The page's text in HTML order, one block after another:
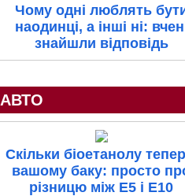
Чому одні люблять
наодинці, а інші ні:
знайшли відповідь
АВТО
Скільки біоетанолу
вашому баку: просто
різницю між E5 і E10